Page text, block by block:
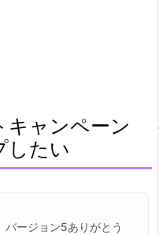
キャンペーン
したい
バージョン5ありがとう